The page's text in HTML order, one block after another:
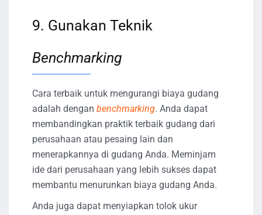
9. Gunakan Teknik
Benchmarking
Cara terbaik untuk mengurangi biaya gudang
adalah dengan benchmarking. Anda dapat
membandingkan praktik terbaik gudang dari
perusahaan atau pesaing lain dan
menerapkannya di gudang Anda. Meminjam
ide dari perusahaan yang lebih sukses dapat
membantu menurunkan biaya gudang Anda.
Anda juga dapat menyiapkan tolok ukur